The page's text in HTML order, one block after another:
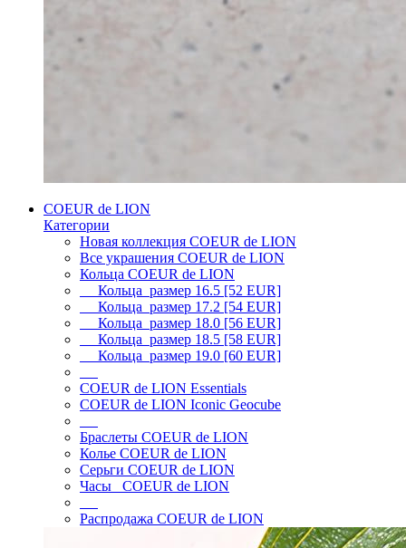
COEUR de LION
Категории
Новая коллекция COEUR de LION
Все украшения COEUR de LION
Кольца COEUR de LION
Кольца размер 16.5 [52 EUR]
Кольца размер 17.2 [54 EUR]
Кольца размер 18.0 [56 EUR]
Кольца размер 18.5 [58 EUR]
Кольца размер 19.0 [60 EUR]
COEUR de LION Essentials
COEUR de LION Iconic Geocube
Браслеты COEUR de LION
Колье COEUR de LION
Серьги COEUR de LION
Часы COEUR de LION
Распродажа COEUR de LION